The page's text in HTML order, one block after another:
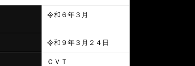
令和６年３月
令和９年３月２４日
ＣＶＴ